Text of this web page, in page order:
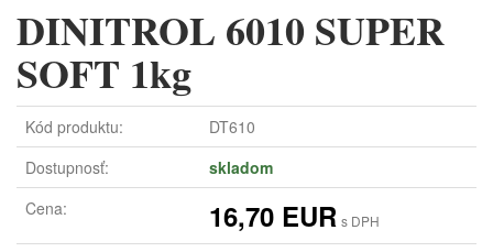
DINITROL 6010 SUPER
SOFT 1kg
Kód produktu:
DT610
Dostupnosť:
skladom
Cena:
16,70 EUR s DPH